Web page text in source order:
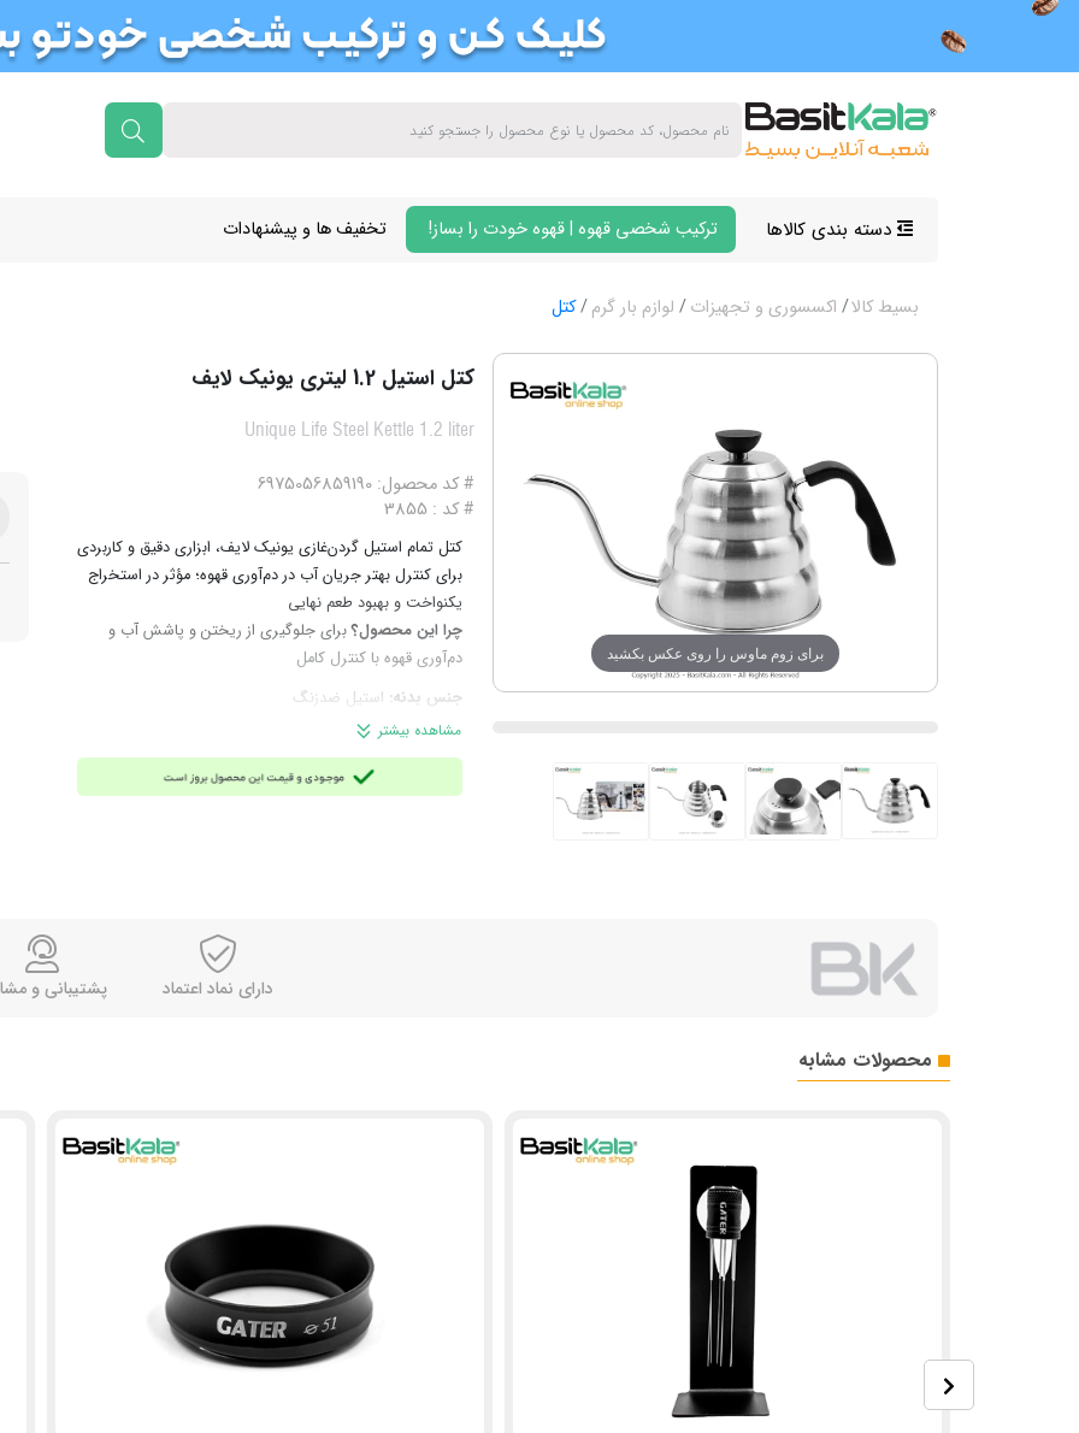
دسته بندی کالاها ترکیب شخصی قهوه | قهوه خودت را بساز! تخفیف ها و پیشنهادات
بسیط کالا اکسسوری و تجهیزات لوازم بار گرم کتل
برای زوم ماوس را روی عکس بکشید
کتل استیل 1.2 لیتری یونیک لایف
Unique Life Steel Kettle 1.2 liter
# کد محصول: 6975056859190
# کد : 3855
کتل تمام استیل گردن‌غازی یونیک لایف، ابزاری دقیق و کاربردی
برای کنترل بهتر جریان آب در دم‌آوری قهوه؛ مؤثر در استخراج
یکنواخت و بهبود طعم نهایی
چرا این محصول؟برای جلوگیری از ریختن و پاشش آب و
دم‌آوری قهوه با کنترل کامل
جنس بدنه: استیل ضدزنگ
جنس دسته:پلاستیک عایق حرارت
ساختار:خوش‌دست و متعادل، طراحی زیبا و مینیمال
موارد استفاده:آشپزخانه،مصرف خانگی، باریستاها،
مشاهده بیشتر
دارای نماد اعتماد پشتیبانی و
محصولات مشابه